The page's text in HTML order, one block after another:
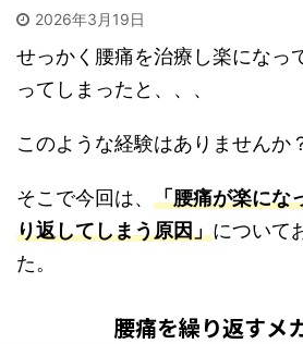
2026年3月19日
せっかく腰痛を治療し楽になっ
ってしまったと、、、
このような経験はありませんか
そこで今回は、 「腰痛が楽にな
り返してしまう原因」について
た。
腰痛を繰り返すメ